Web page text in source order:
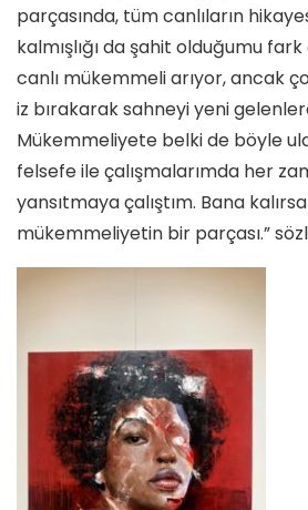
parçasında, tüm canlıların
kalmışlığı da şahit olduğumu
canlı mükemmeli arıyor, ancak
iz bırakarak sahneyi yeni
Mükemmeliyete belki de böyle
felsefe ile çalışmalarımda her
yansıtmaya çalıştım. Bana
mükemmeliyetin bir parçası.”